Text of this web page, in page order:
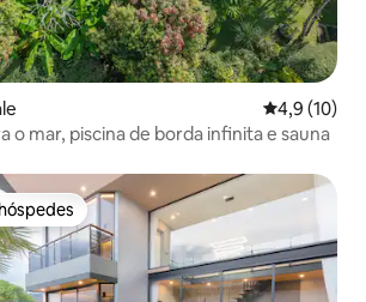
4,9 de uma
4,9 (10)
o mar, piscina de borda infinita e sauna
preferidos dos hóspedes